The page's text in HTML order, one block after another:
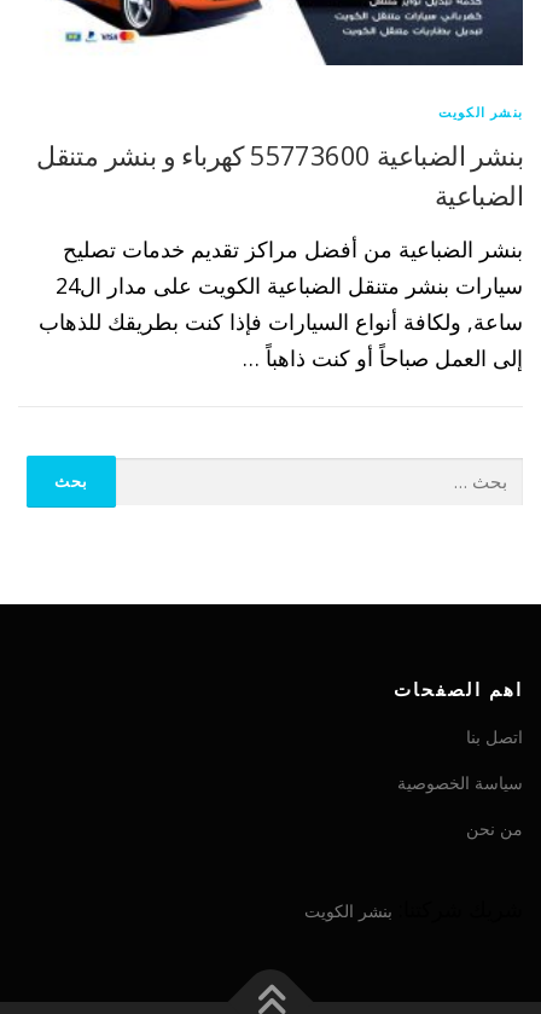
بنشر الكويت
بنشر الضباعية 55773600 كهرباء و بنشر متنقل
الضباعية
بنشر الضباعية من أفضل مراكز تقديم خدمات تصليح
سيارات بنشر متنقل الضباعية الكويت على مدار ال24
ساعة, ولكافة أنواع السيارات فإذا كنت بطريقك للذهاب
إلى العمل صباحاً أو كنت ذاهباً …
اهم الصفحات
اتصل بنا
سياسة الخصوصية
من نحن
بنشر الكويت